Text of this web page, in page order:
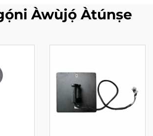
Àwùjọ́ Àtúnṣe